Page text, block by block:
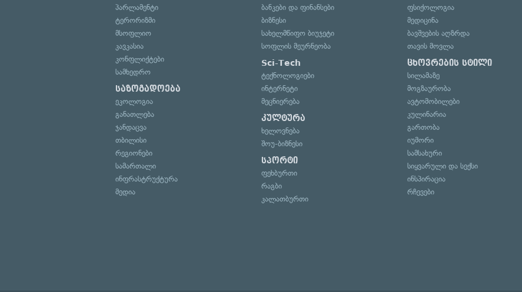
პარლამენტი
ტერორიზმი
მსოფლიო
კავკასია
კონფლიქტები
სამხედრო
საზოგადოება
ეკოლოგია
განათლება
ჯანდაცვა
თბილისი
რეგიონები
სამართალი
ინფრასტრუქტურა
მედია
ბანკები და ფინანსები
ბიზნესი
სახელმწიფო ბიუჯეტი
სოფლის მეურნეობა
Sci-Tech
ტექნოლოგიები
ინტერნეტი
მეცნიერება
კულტურა
ხელოვნება
შოუ-ბიზნესი
სპორტი
ფეხბურთი
რაგბი
კალათბურთი
ფსიქოლოგია
მედიცინა
ბავშვების აღზრდა
თავის მოვლა
ცხოვრების სტილი
სილამაზე
მოგზაურობა
ავტომობილები
კულინარია
გართობა
იუმორი
სამსახური
სიყვარული და სექსი
ინსპირაცია
რჩევები